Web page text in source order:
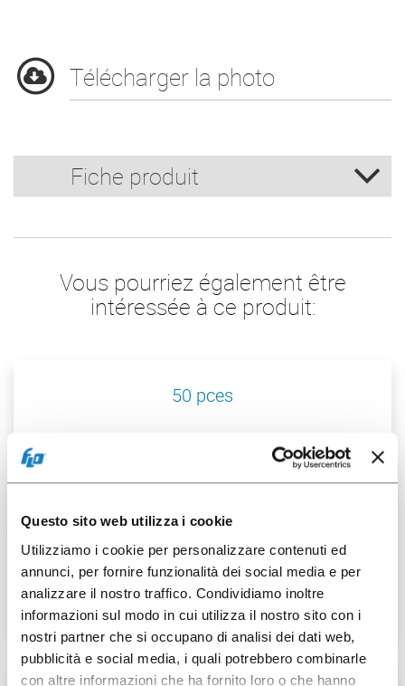
Questo sito web utilizza i cookie
Utilizziamo i cookie per personalizzare contenuti ed
annunci, per fornire funzionalità dei social media e per
analizzare il nostro traffico. Condividiamo inoltre
informazioni sul modo in cui utilizza il nostro sito con i
nostri partner che si occupano di analisi dei dati web,
pubblicità e social media, i quali potrebbero combinarle
con altre informazioni che ha fornito loro o che hanno
Télécharger la photo
Fiche produit
Vous pourriez également être
intéressée à ce produit:
50 pces
124001228
Cvcle Plat Papier pour
Gob. 4oz